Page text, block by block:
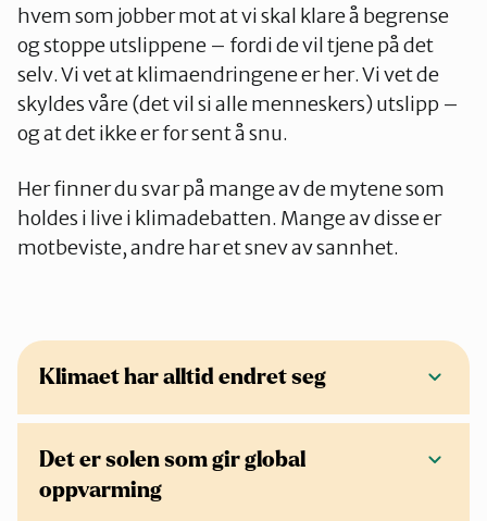
hvem som jobber mot at vi skal klare å begrense
og stoppe utslippene – fordi de vil tjene på det
selv. Vi vet at klimaendringene er her. Vi vet de
skyldes våre (det vil si alle menneskers) utslipp –
og at det ikke er for sent å snu.
Her finner du svar på mange av de mytene som
holdes i live i klimadebatten. Mange av disse er
motbeviste, andre har et snev av sannhet.
Klimaet har alltid endret seg
Det er solen som gir global
oppvarming